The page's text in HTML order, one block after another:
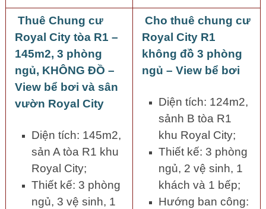
Thuê Chung cư
Royal City tòa R1 –
145m2, 3 phòng
ngủ, KHÔNG ĐỒ –
View bể bơi và sân
vườn Royal City
Diện tích: 145m2,
sản A tòa R1 khu
Royal City;
Thiết kế: 3 phòng
ngủ, 3 vệ sinh, 1
Cho thuê chung cư
Royal City R1
không đồ 3 phòng
ngủ – View bể bơi
Diện tích: 124m2,
sảnh B tòa R1
khu Royal City;
Thiết kế: 3 phòng
ngủ, 2 vệ sinh, 1
khách và 1 bếp;
Hướng ban công: